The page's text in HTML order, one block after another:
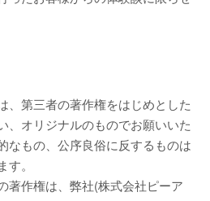
、第三者の著作権をはじめとした
、オリジナルのものでお願いいた
なもの、公序良俗に反するものは
。
著作権は、弊社(株式会社ピーア